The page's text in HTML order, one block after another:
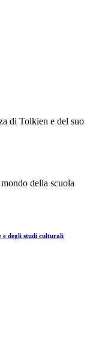
di Tolkien e del suo
della scuola
e degli studi culturali